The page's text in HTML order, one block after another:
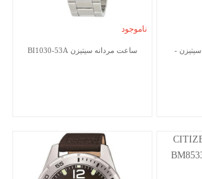
ساعت مردانه CITIZEN سیتیزن -
ناموجود
ساعت مردانه سیتیزن BI1030-53A